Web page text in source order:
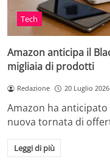
Tech
Amazon anticipa il
migliaia di prodotti
Redazione 20 Luglio 2026
Amazon ha
nuova tornata di
Leggi di più